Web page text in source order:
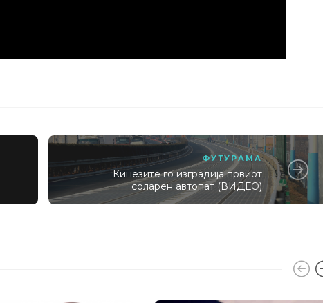
ФУТУРАМА
Кинезите го изградија првиот
соларен автопат (ВИДЕО)